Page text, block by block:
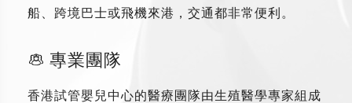
船、跨境巴士或飛機來港，交通都非常便利。
專業團隊
香港試管嬰兒中心的醫療團隊由生殖醫學專家組成